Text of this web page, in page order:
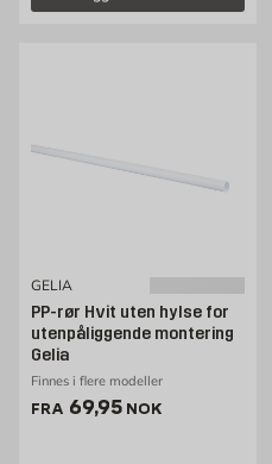
GELIA
PP-rør Hvit uten hylse for
utenpåliggende montering
Gelia
Finnes i flere modeller
FRA Pris 69.95 NOK /stk
69,95 NOK